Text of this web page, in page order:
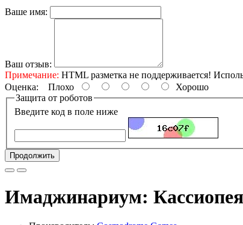
Ваше имя:
Ваш отзыв:
Примечание: HTML разметка не поддерживается!
Оценка: Плохо
Хорошо
Защита от роботов
Введите код в поле ниже
Продолжить
Имаджинариум: Кассиопея